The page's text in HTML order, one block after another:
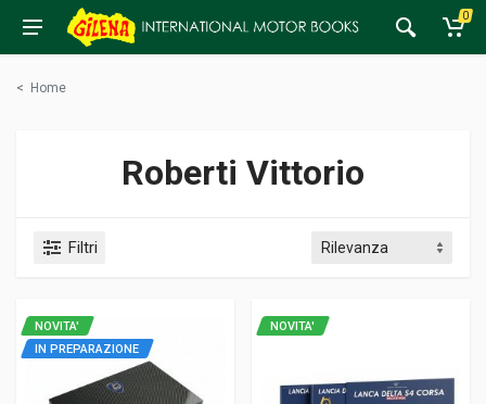
0
< Home
Roberti Vittorio
Filtri
NOVITA'
IN PREPARAZIONE
NOVITA'